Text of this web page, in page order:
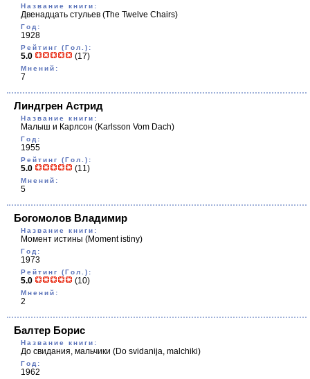
Название книги:
Двенадцать стульев (The Twelve Chairs)
Год:
1928
Рейтинг (Гол.):
5.0 (17)
Мнений:
7
Линдгрен Астрид
Название книги:
Малыш и Карлсон (Karlsson Vom Dach)
Год:
1955
Рейтинг (Гол.):
5.0 (11)
Мнений:
5
Богомолов Владимир
Название книги:
Момент истины (Moment istiny)
Год:
1973
Рейтинг (Гол.):
5.0 (10)
Мнений:
2
Балтер Борис
Название книги:
До свидания, мальчики (Do svidanija, malchiki)
Год:
1962